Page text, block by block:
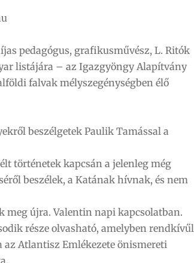
pedagógus, grafikusművész, L. Ritók
listájára – az Igazgyöngy Alapítvány
falvak mélyszegénységben élő
beszélgetek Paulik Tamással a
történetek kapcsán a jelenleg még
beszélek, a Katának hívnak, és nem
meg újra. Valentin napi kapcsolatban.
része olvasható, amelyben rendkívűl
Atlantisz Emlékezete önismereti